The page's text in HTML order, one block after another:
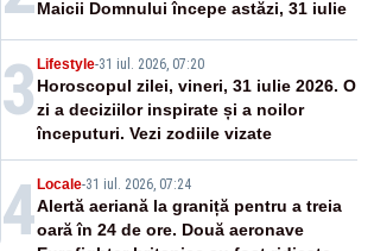
Maicii Domnului începe astăzi, 31 iulie
3 Lifestyle-31 iul. 2026, 07:20
Horoscopul zilei, vineri, 31 iulie 2026. O
zi a deciziilor inspirate și a noilor
începuturi. Vezi zodiile vizate
4Locale-31 iul. 2026, 07:24
Alertă aeriană la graniță pentru a treia
oară în 24 de ore. Două aeronave